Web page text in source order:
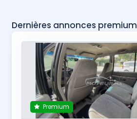
Dernières annonces premium
Premium